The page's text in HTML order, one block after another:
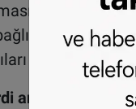
Ayarlar
olduğunu
da aynı
ama endişeler